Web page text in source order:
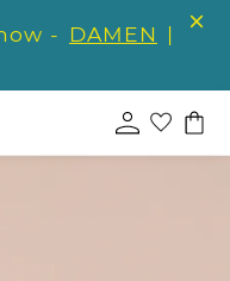
- DAMEN |